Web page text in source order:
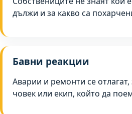
дължи и за какво са
Бавни реакции
Аварии и ремонти се
човек или екип, който да